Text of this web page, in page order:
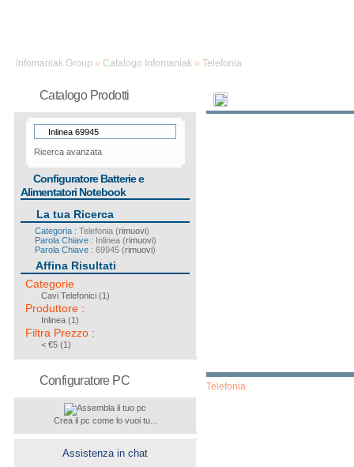
Infomaniak Group » Catalogo Infomaniak » Telefonia
Catalogo Prodotti
Ricerca avanzata
Configuratore Batterie e
Alimentatori Notebook
La tua Ricerca
Categoria: Telefonia (rimuovi)
Parola Chiave: Inlinea (rimuovi)
Parola Chiave: 69945 (rimuovi)
Affina Risultati
Categorie
Cavi Telefonici(1)
Produttore:
Inlinea(1)
Filtra Prezzo:
< €5 (1)
Configuratore PC
Crea il pc come lo vuoi tu...
Assistenza in chat
Telefonia